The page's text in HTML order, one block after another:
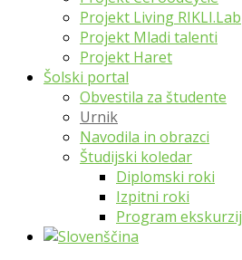
Projekt Living RIKLI.Lab
Projekt Mladi talenti
Projekt Haret
Šolski portal
Obvestila za študente
Urnik
Navodila in obrazci
Študijski koledar
Diplomski roki
Izpitni roki
Program ekskurzij